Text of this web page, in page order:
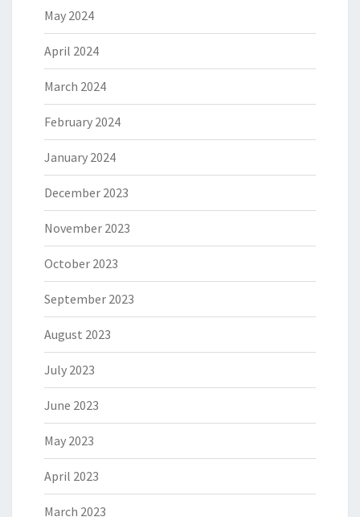
May 2024
April 2024
March 2024
February 2024
January 2024
December 2023
November 2023
October 2023
September 2023
August 2023
July 2023
June 2023
May 2023
April 2023
March 2023